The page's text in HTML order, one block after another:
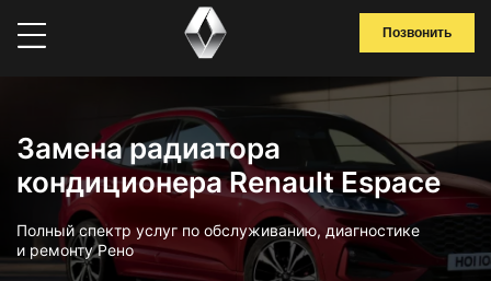
Позвонить
Замена радиатора
кондиционера Renault Espace
Полный спектр услуг по обслуживанию, диагностике
и ремонту Рено